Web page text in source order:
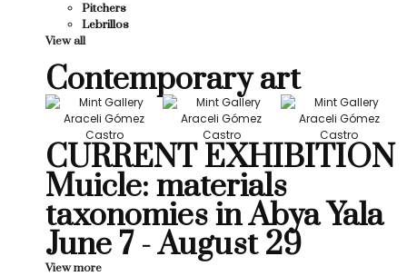
Pitchers
Lebrillos
View all
Contemporary art
CURRENT EXHIBITION
Muicle: materials
taxonomies in Abya Yala
June 7 - August 29
View more